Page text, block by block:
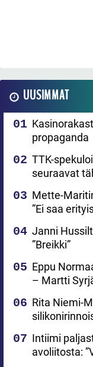
UUSIMMAT
propaganda
TTK-
seuraavat
Mette-
”Ei saa
Janni
”Breikki”
Eppu
– Martti
Rita Niemi-
Intiimi
avoliitosta: